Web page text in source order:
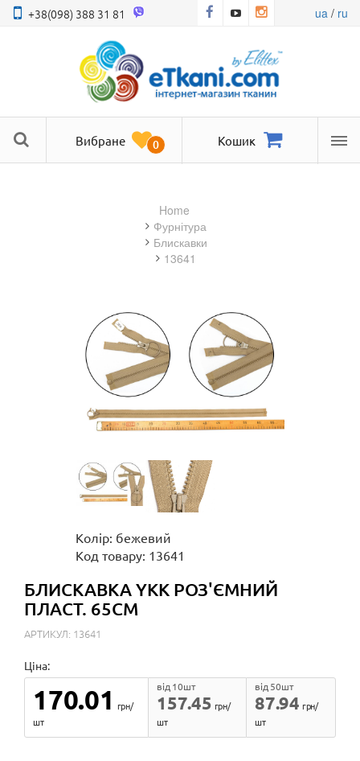
+38(098) 388 31 81 ua/ ru
Вибране 0 Кошик
Home
фурнітура
блискавки
13641
Колір: бежевий
Код товару: 13641
БЛИСКАВКА YKK РОЗ'ЄМНИЙ
ПЛАСТ. 65СМ
АРТИКУЛ: 13641
Ціна:
170.01 грн/
шт
157.45
від 10шт
грн/
шт
87.94
від 50шт
грн/
шт